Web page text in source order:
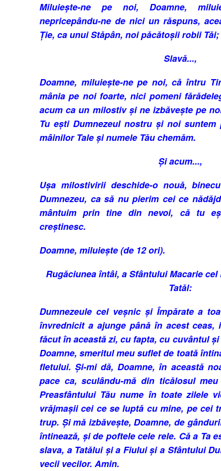
Miluiește-ne pe noi, Doamne,
nepricepându-ne de nici un răspuns,
Ție, ca unui Stăpân, noi păcă­toșii robii
Slavă...,
Doamne, miluiește-ne pe noi, că întru
mânia pe noi foarte, nici pomeni
acum ca un milos­tiv și ne izbăvește pe
Tu ești Dumne­zeul nostru și noi
mâinilor Tale și numele Tău chemăm.
Și acum...,
Ușa mi­lostivirii deschide-o nouă,
Dum­ne­zeu, ca să nu pierim cei ce
mântuim prin tine din nevoi, că tu
creștinesc.
Doamne, miluiește (de 12 ori).
Rugăciunea întâi, a Sfântului Macarie cel
Tatăl:
Dumnezeule cel veșnic și Împărate a
învred­ni­cit a ajunge până în acest ceas,
făcut în a­ceastă zi, cu fapta, cu cuvântul
Doam­­ne, sme­ritul meu suflet de toată
fletului. Și-mi dă, Doamne, în aceas­tă
pa­ce ca, scu­lându-mă din ticălosul
Prea­sfântului Tău nume în toate zi­lele
vrăjmașii cei ce se lup­tă cu mine, pe cei
trup. Și mă izbă­vește, Doamne, de
în­ti­nează, și de pof­tele cele rele. Că a Ta
slava, a Ta­tălui și a Fiului și a Sfân­­­tului
vecii vecilor. Amin.